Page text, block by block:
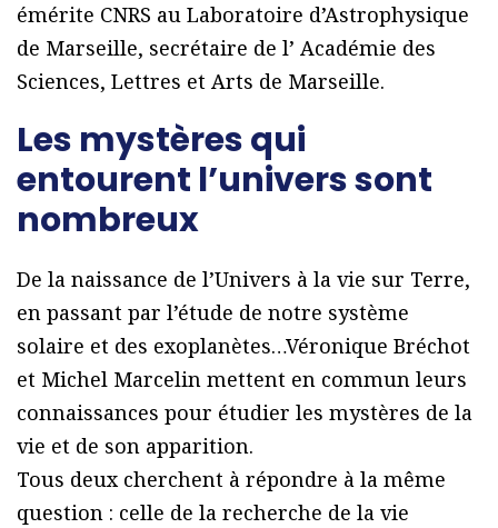
émérite CNRS au Laboratoire d’Astrophysique
de Marseille, secrétaire de l’ Académie des
Sciences, Lettres et Arts de Marseille.
Les mystères qui
entourent l’univers sont
nombreux
De la naissance de l’Univers à la vie sur Terre,
en passant par l’étude de notre système
solaire et des exoplanètes…Véronique Bréchot
et Michel Marcelin mettent en commun leurs
connaissances pour étudier les mystères de la
vie et de son apparition.
Tous deux cherchent à répondre à la même
question : celle de la recherche de la vie